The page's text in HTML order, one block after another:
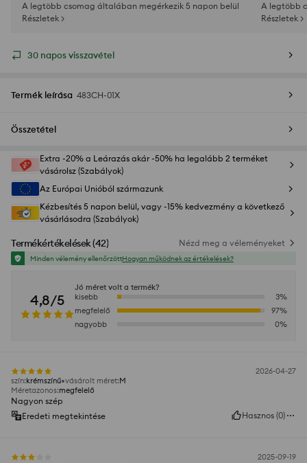
A legtöbb csomag általában megérkezik 5 napon belül
Részletek >
A legtöbb
Részletek >
30 napos visszavétel
Termék leírása 483CH-01X
Összetétel
Extra -20% a Leárazás akár -50% ha legalább 2 terméket
vásárolsz (Szabályok)
Az Európai Unióból származunk
Kézbesítés 5 napon belül, vagy -15% kedvezmény a következő
vásárlásodra (Szabályok)
Termékértékelések(42) Nézd meg a véleményeket
Minden vélemény ellenőrzöttHogyan működnek az értékelések?
4,8/5
Jó méret volt a termék?
kisebb
3%
megfelelő
97%
nagyobb
0%
2026-04-27
szín:krémszínű vásárolt méret:M
Méretazonos:megfelelő
Nagyon szép
Eredeti megtekintése
Hasznos (0)
2025-09-19